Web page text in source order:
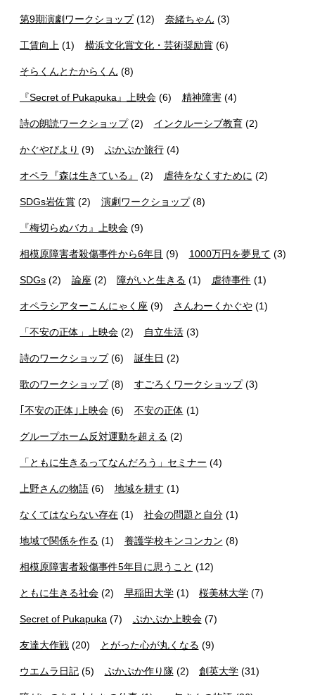
第9期演劇ワークショップ(12) 奈緒ちゃん (3)
工賃向上 (1) 横浜文化賞文化・芸術奨励賞(6)
そらくんとたからくん (8)
『Secret of Pukapuka』上映会 (6) 精神障害(4)
詩の朗読ワークショップ(2) インクルーシブ教育(2)
かぐやびより (9) ぷかぷか旅行(4)
オペラ『森は生きている』 (2) 虐待をなくすために (2)
SDGs岩佐賞 (2) 演劇ワークショップ(8)
『梅切らぬバカ』上映会 (9)
相模原障害者殺傷事件から6年目 (9) 1000万円を夢見て (3)
SDGs (2) 論座 (2) 障がいと生きる (1) 虐待事件 (1)
オペラシアターこんにゃく座 (9) さんわーくかぐや(1)
「不安の正体」上映会 (2) 自立生活(3)
詩のワークショップ(6) 誕生日 (2)
歌のワークショップ(8) すごろくワークショップ(3)
｢不安の正体｣上映会 (6) 不安の正体 (1)
グループホーム反対運動を超える (2)
「ともに生きるってなんだろう」セミナー (4)
上野さんの物語 (6) 地域を耕す (1)
なくてはならない存在 (1) 社会の問題と自分(1)
地域で関係を作る (1) 養護学校キンコンカン (8)
相模原障害者殺傷事件5年目に思うこと (12)
ともに生きる社会 (2) 早稲田大学(1) 桜美林大学 (7)
Secret of Pukapuka (7) ぷかぷか上映会(7)
友達大作戦 (20) とがった心が丸くなる (9)
ウエムラ日記 (5) ぷかぷか作り隊(2) 創英大学 (31)